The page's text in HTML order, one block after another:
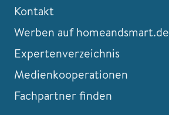
Kontakt
Werben auf homeandsmart.de
Expertenverzeichnis
Medienkooperationen
Fachpartner finden